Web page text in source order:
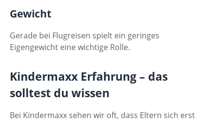
Gewicht
Gerade bei Flugreisen spielt ein geringes
Eigengewicht eine wichtige Rolle.
Kindermaxx Erfahrung – das
solltest du wissen
Bei Kindermaxx sehen wir oft, dass Eltern sich erst